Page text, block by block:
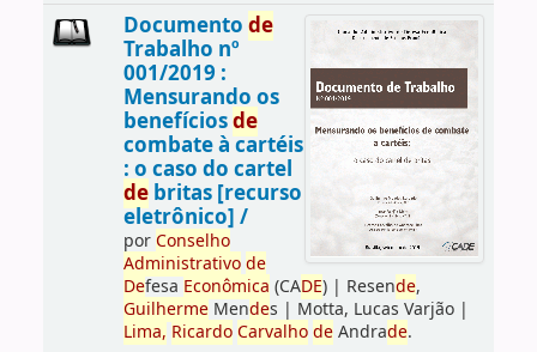
Documento de
Trabalho nº
001/2019 :
Mensurando os
benefíciosde
combate à cartéis
: o caso do cartel
debritas [recurso
eletrônico] /
porConselho
Administrativo de
Defesa Econômica (CADE)| Resende,
GuilhermeMendes | Motta, Lucas Varjão|
Lima, Ricardo Carvalho deAndrade.